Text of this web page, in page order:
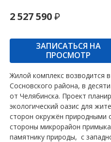
2 527 590
ЗАПИСАТЬСЯ НА
ПРОСМОТР
Жилой комплекс возводится
Сосновского района, в
от Челябинска. Проект
экологический оазис для
сторон окружён природными
стороны микрорайон
памятнику природы, с